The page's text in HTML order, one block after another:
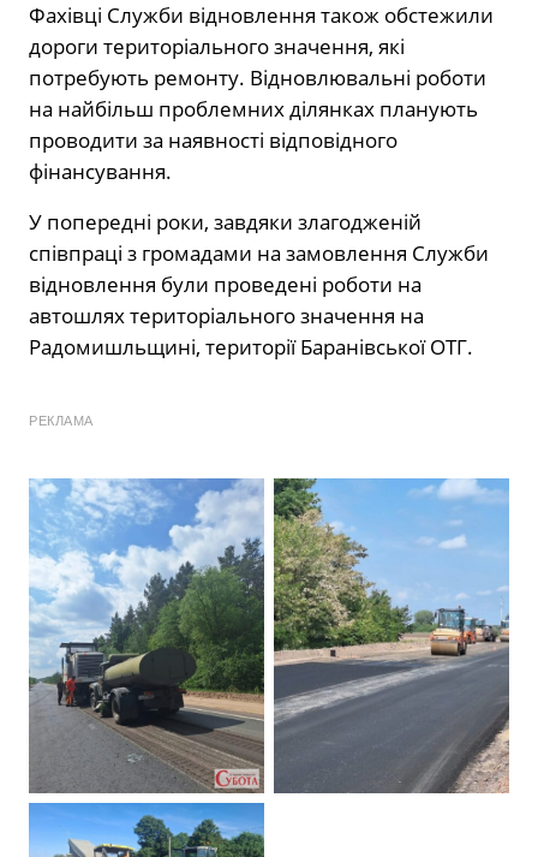
Фахівці Служби відновлення також обстежили
дороги територіального значення, які
потребують ремонту. Відновлювальні роботи
на найбільш проблемних ділянках планують
проводити за наявності відповідного
фінансування.
У попередні роки, завдяки злагодженій
співпраці з громадами на замовлення Служби
відновлення були проведені роботи на
автошлях територіального значення на
Радомишльщині, території Баранівської ОТГ.
РЕКЛАМА